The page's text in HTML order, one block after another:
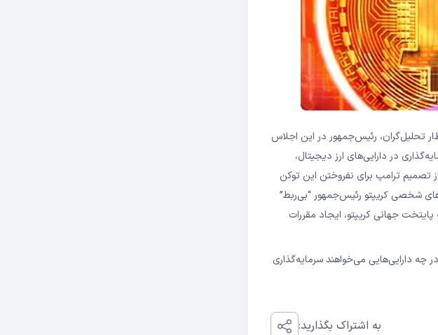
تحلیل‌گران، رئیس‌جمهور در این اجلاس
در دارایی‌های ارز دیجیتال،
ترامپ برای نفروختن این توکن
شخصی کریپتو رئیس‌جمهور “بی‌ربط”
جهانی کریپتو، ایجاد مقررات
چه دارایی‌هایی می‌خواهند سرمایه‌گذاری
به اشتراک بگذارید: